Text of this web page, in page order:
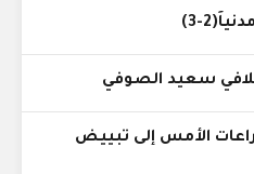
3)
سعيد الصوفي
الأمس إلى تبييض